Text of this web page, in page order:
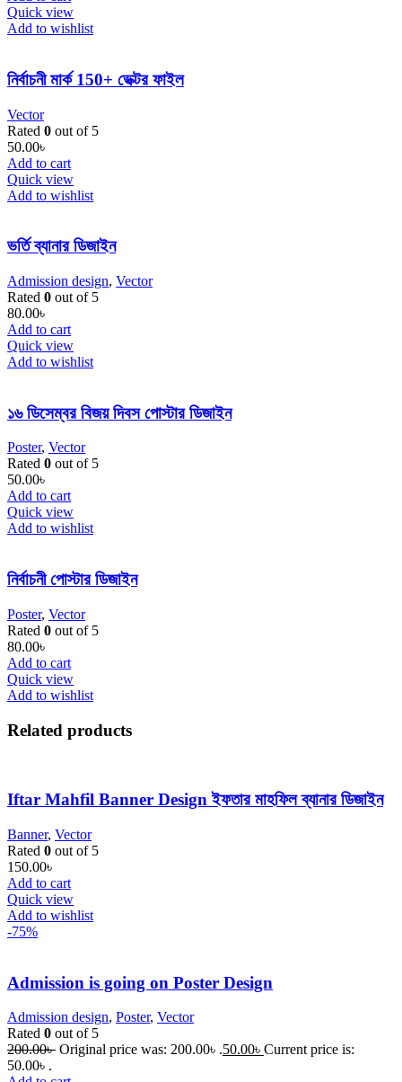
Quick view
Add to wishlist
নির্বাচনী মার্ক 150+ ভেক্টর ফাইল
Vector
Rated 0 out of 5
50.00৳
Add to cart
Quick view
Add to wishlist
ভর্তি ব্যানার ডিজাইন
Admission design, Vector
Rated 0 out of 5
80.00৳
Add to cart
Quick view
Add to wishlist
১৬ ডিসেম্বর বিজয় দিবস পোস্টার ডিজাইন
Poster, Vector
Rated 0 out of 5
50.00৳
Add to cart
Quick view
Add to wishlist
নির্বাচনী পোস্টার ডিজাইন
Poster, Vector
Rated 0 out of 5
80.00৳
Add to cart
Quick view
Add to wishlist
Related products
Iftar Mahfil Banner Design ইফতার মাহফিল ব্যানার ডিজাইন
Banner, Vector
Rated 0 out of 5
150.00৳
Add to cart
Quick view
Add to wishlist
-75%
Admission is going on Poster Design
Admission design, Poster, Vector
Rated 0 out of 5
200.00৳ Original price was: 200.00৳ .50.00৳ Current price is:
50.00৳ .